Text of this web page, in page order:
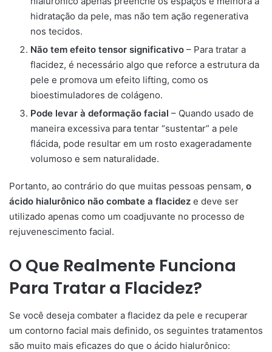
hidratação da pele, mas não tem ação regenerativa
nos tecidos.
Não tem efeito tensor significativo – Para tratar a
flacidez, é necessário algo que reforce a estrutura da
pele e promova um efeito lifting, como os
bioestimuladores de colágeno.
Pode levar à deformação facial – Quando usado de
maneira excessiva para tentar “sustentar” a pele
flácida, pode resultar em um rosto exageradamente
volumoso e sem naturalidade.
Portanto, ao contrário do que muitas pessoas pensam, o
ácido hialurônico não combate a flacidez e deve ser
utilizado apenas como um coadjuvante no processo de
rejuvenescimento facial.
O Que Realmente Funciona
Para Tratar a Flacidez?
Se você deseja combater a flacidez da pele e recuperar
um contorno facial mais definido, os seguintes tratamentos
são muito mais eficazes do que o ácido hialurônico: